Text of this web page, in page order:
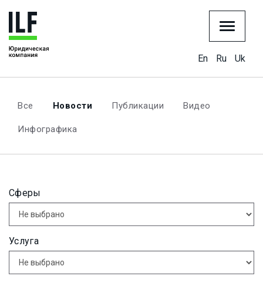
En Ru Uk
Все Новости Публикации Видео
Инфографика
Сферы
Услуга